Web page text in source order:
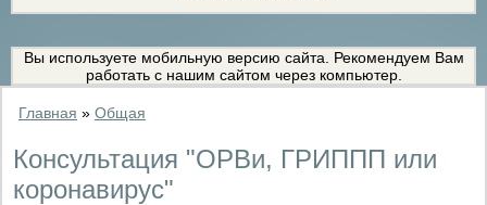
Вы используете мобильную версию сайта. Рекомендуем Вам
работать с нашим сайтом через компьютер.
Главная » Общая
Консультация "ОРВи, ГРИППП или
коронавирус"